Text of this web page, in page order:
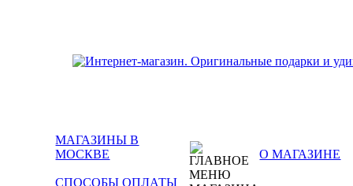
МАГАЗИНЫ В
МОСКВЕ
О МАГАЗИНЕ
СПОСОБЫ ОПЛАТЫ